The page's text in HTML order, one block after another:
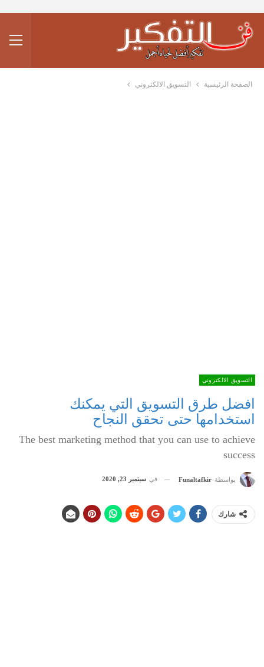
الصفحة الرئيسية التسويق الالكتروني
التسويق الالكتروني
افضل طرق التسويق التي يمكنك
استخدامها حتى تحقق النجاح
The best marketing method that you can use to achieve
success
بواسطة Funaltafkir في سبتمبر 23, 2020
شارك